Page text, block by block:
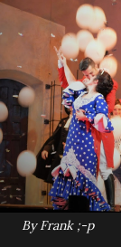
By Frank ;-p